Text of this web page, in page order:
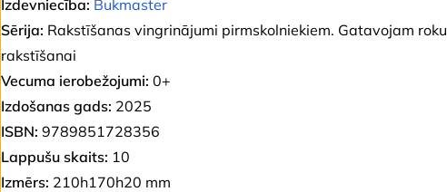
Izdevniecība: Bukmaster
Sērija: Rakstīšanas vingrinājumi pirmskolniekiem. Gatavojam roku
rakstīšanai
Vecuma ierobežojumi: 0+
Izdošanas gads: 2025
ISBN: 9789851728356
Lappušu skaits: 10
Izmērs: 210h170h20 mm